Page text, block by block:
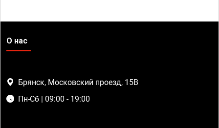
О нас
Брянск, Московский проезд, 15В
Пн-Сб | 09:00 - 19:00